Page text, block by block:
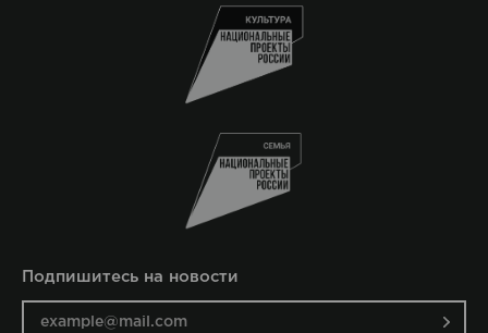
Подпишитесь на новости